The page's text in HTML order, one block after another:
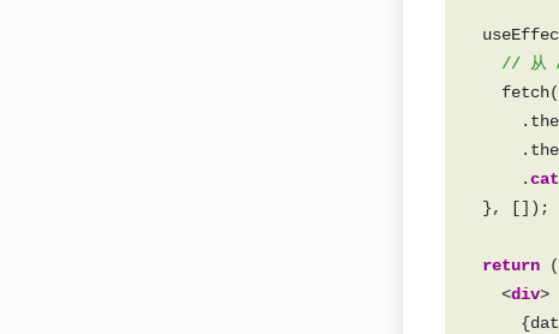
    fetch(
      .
return
    <
div